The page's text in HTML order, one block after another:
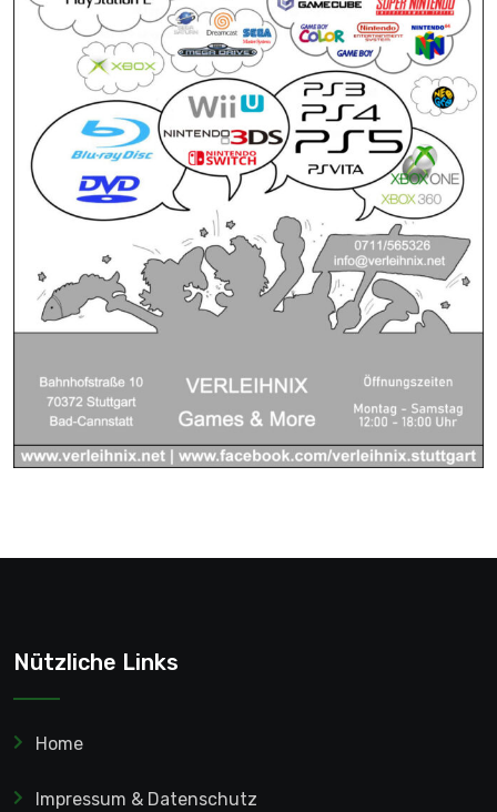
Nützliche Links
Home
Impressum & Datenschutz